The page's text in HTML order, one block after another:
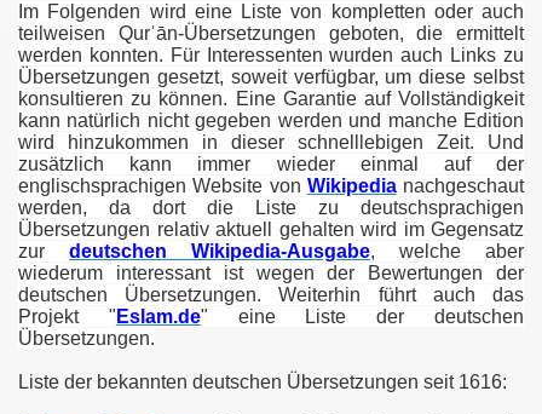
Im Folgenden wird eine Liste von kompletten oder auch
teilweisen Qurˈān-Übersetzungen geboten, die ermittelt
werden konnten. Für Interessenten wurden auch Links zu
Übersetzungen gesetzt, soweit verfügbar, um diese selbst
konsultieren zu können. Eine Garantie auf Vollständigkeit
kann natürlich nicht gegeben werden und manche Edition
wird hinzukommen in dieser schnelllebigen Zeit. Und
zusätzlich kann immer wieder einmal auf der
englischsprachigen Website von Wikipedianachgeschaut
werden, da dort die Liste zu deutschsprachigen
Übersetzungen relativ aktuell gehalten wird im Gegensatz
zur deutschen Wikipedia-Ausgabe, welche aber
wiederum interessant ist wegen der Bewertungen der
deutschen Übersetzungen. Weiterhin führt auch das
Projekt " Eslam.de" eine Liste der deutschen
Übersetzungen.
Liste der bekannten deutschen Übersetzungen seit 1616: